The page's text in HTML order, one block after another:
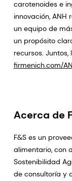
carotenoides e
innovación, ANH
un equipo de
un propósito
recursos.
firmenich.com/
Acerca de
F&S es un
alimentario, con
Sostenibilidad
de consultoría y